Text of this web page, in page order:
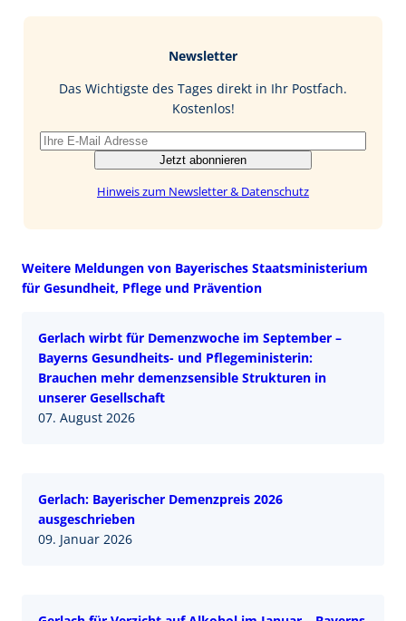
I
Newsletter
Das Wichtigste des Tages direkt in Ihr Postfach.
Kostenlos!
Jetzt abonnieren
Hinweis zum Newsletter & Datenschutz
Weitere Meldungen von Bayerisches Staatsministerium
für Gesundheit, Pflege und Prävention
Gerlach wirbt für Demenzwoche im September –
Bayerns Gesundheits- und Pflegeministerin:
Brauchen mehr demenzsensible Strukturen in
unserer Gesellschaft
07. August 2026
Gerlach: Bayerischer Demenzpreis 2026
ausgeschrieben
09. Januar 2026